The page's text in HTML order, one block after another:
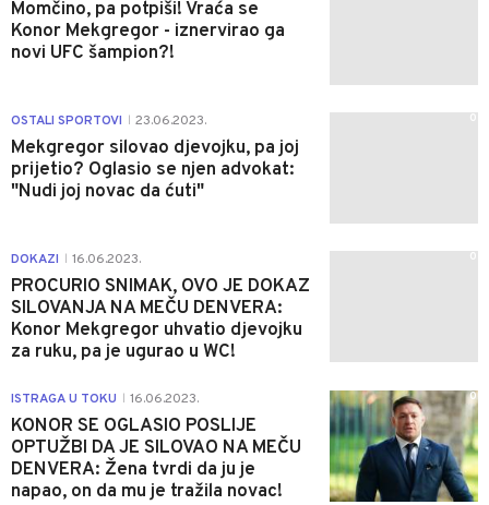
Momčino, pa potpiši! Vraća se
Konor Mekgregor - iznervirao ga
novi UFC šampion?!
OSTALI SPORTOVI 23.06.2023.
Mekgregor silovao djevojku, pa joj
prijetio? Oglasio se njen advokat:
"Nudi joj novac da ćuti"
0
DOKAZI 16.06.2023.
PROCURIO SNIMAK, OVO JE DOKAZ
SILOVANJA NA MEČU DENVERA:
Konor Mekgregor uhvatio djevojku
za ruku, pa je ugurao u WC!
0
ISTRAGA U TOKU 16.06.2023.
KONOR SE OGLASIO POSLIJE
OPTUŽBI DA JE SILOVAO NA MEČU
DENVERA: Žena tvrdi da ju je
napao, on da mu je tražila novac!
0